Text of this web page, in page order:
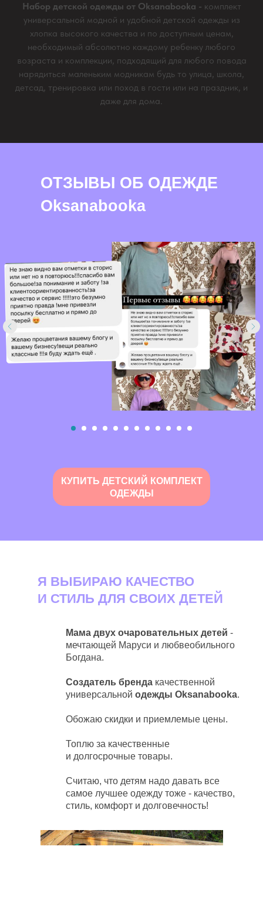
Набор детской одежды от Oksanabooka - комплект
универсальной модной и удобной детской одежды из
хлопка высокого качества и по доступным ценам,
необходимый абсолютно каждому ребенку любого
возраста и комплекции, подходящий для любого повода
нарядиться маленьким модникам будь то улица, школа,
детсад, тренировка или поход в гости или на праздник, и
даже для дома.
ОТЗЫВЫ ОБ ОДЕЖДЕ
Oksanabooka
КУПИТЬ ДЕТСКИЙ КОМПЛЕКТ
ОДЕЖДЫ
Мама двух очаровательных детей -
мечтающей Маруси и любвеобильного
Богдана.
Создатель бренда качественной
универсальной одежды Oksanabooka.
Обожаю скидки и приемлемые цены.
Топлю за качественные
и долгосрочные товары.
Считаю, что детям надо давать все
самое лучшее одежду тоже - качество,
стиль, комфорт и долговечность!
Я ВЫБИРАЮ КАЧЕСТВО
И СТИЛЬ ДЛЯ СВОИХ ДЕТЕЙ